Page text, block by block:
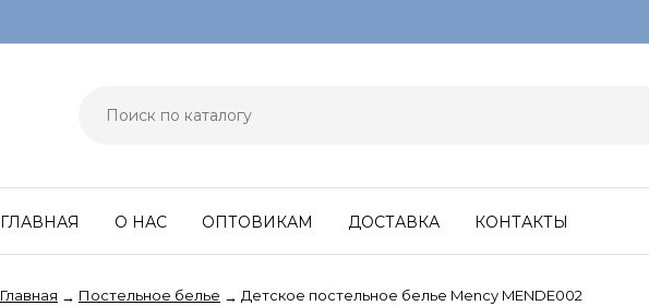
ГЛАВНАЯ О НАС ОПТОВИКАМ ДОСТАВКА КОНТАКТЫ
Главная → Постельное белье → Детское постельное белье Mency MENDE002